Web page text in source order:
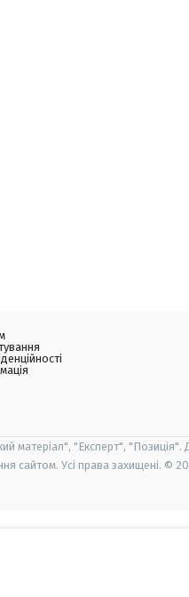
матеріал", "Експерт", "Позиція".
сайтом. Усі права захищені. ©